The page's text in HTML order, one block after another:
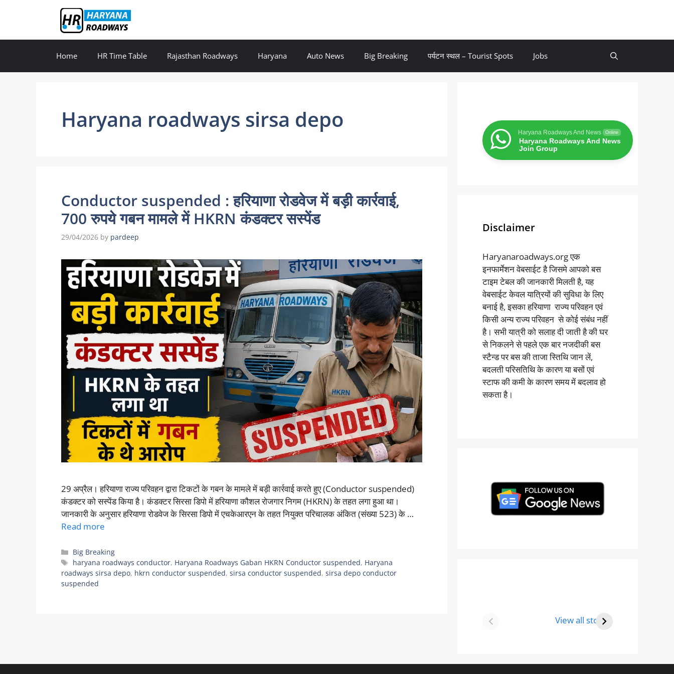
Home HR Time Table Rajasthan Roadways Haryana Auto News Big Breaking पर्यटन स्थल – Tourist Spots Jobs
Haryana roadways sirsa depo
Conductor suspended : हरियाणा रोडवेज में बड़ी कार्रवाई,
700 रुपये गबन मामले में HKRN कंडक्टर सस्पेंड
29/04/2026 by pardeep
29 अप्रैल। हरियाणा राज्य परिवहन द्वारा टिकटों के गबन के मामले में बड़ी कार्रवाई करते हुए (Conductor suspended)
कंडक्टर को सस्पेंड किया है। कंडक्टर सिरसा डिपो में हरियाणा कौशल रोजगार निगम (HKRN) के तहत लगा हुआ था।
जानकारी के अनुसार हरियाणा रोडवेज के सिरसा डिपो में एचकेआरएन के तहत नियुक्त परिचालक अंकित (संख्या 523) के …
Read more
Categories
Big Breaking
Tags
haryana roadways conductor, Haryana Roadways Gaban HKRN Conductor suspended, Haryana
roadways sirsa depo, hkrn conductor suspended, sirsa conductor suspended, sirsa depo conductor
suspended
Haryana Roadways And News Online
Haryana Roadways And News
Join Group
Disclaimer
Haryanaroadways.org एक
इनफार्मेशन वेबसाईट है जिसमे आपको बस
टाइम टेबल की जानकारी मिलती है, यह
वेबसाईट केवल यात्रियों की सुविधा के लिए
बनाई है, इसका हरियाणा राज्य परिवहन एवं
किसी अन्य राज्य परिवहन से कोई संबंध नहीं
है। सभी यात्री को सलाह दी जाती है की घर
से निकलने से पहले एक बार नजदीकी बस
स्टैन्ड पर बस की ताजा स्तिथि जान लें,
बदलती परिसतिथि के कारण या बसों एवं
स्टाफ की कमी के कारण समय में बदलाव हो
सकता है।
View all stories
Visit In Gurgaon-
Holi Celebration